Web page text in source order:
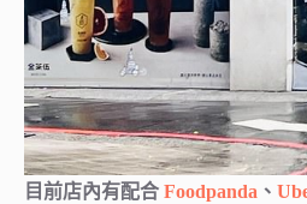
目前店內有配合 Foodpanda 、